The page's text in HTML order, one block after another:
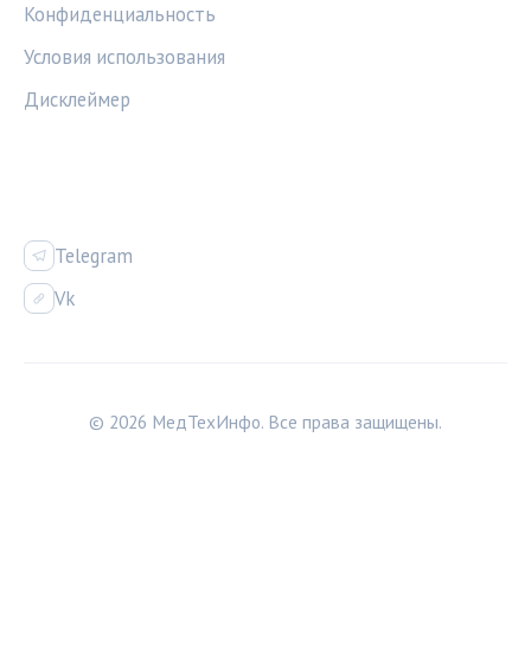
Конфиденциальность
Условия использования
Дисклеймер
Telegram
Vk
© 2026 МедТехИнфо. Все права защищены.